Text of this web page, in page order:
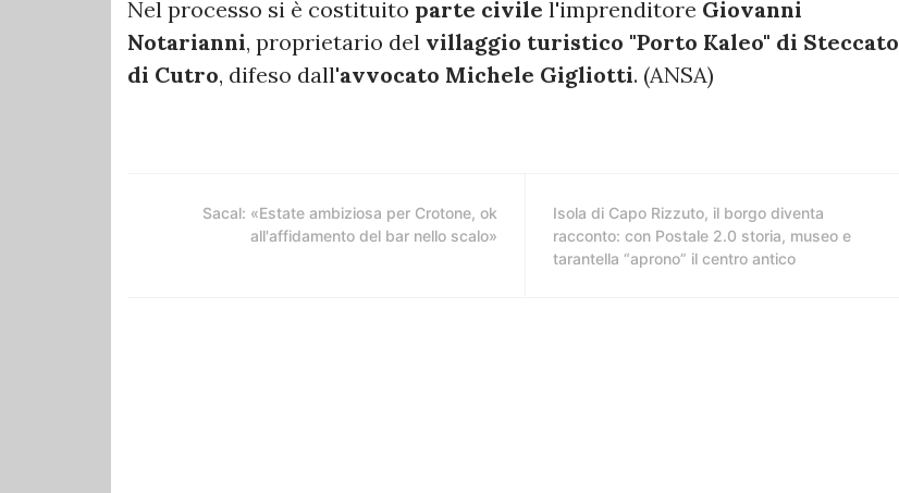
Nel processo si è costituito parte civile l'imprenditore Giovanni
Notarianni, proprietario del villaggio turistico "Porto Kaleo" di Steccato
di Cutro, difeso dall'avvocato Michele Gigliotti. (ANSA)
Sacal: «Estate ambiziosa per Crotone, ok
all'affidamento del bar nello scalo»
Isola di Capo Rizzuto, il borgo diventa
racconto: con Postale 2.0 storia, museo e
tarantella “aprono” il centro antico